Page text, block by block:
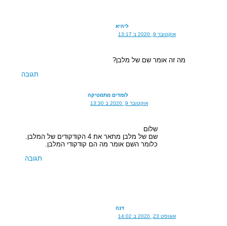
ליהיא
אוקטובר 9, 2020 ב 13:17
מה זה אומר שם של מלבן?
תגובה
לומדים מתמטיקה
אוקטובר 9, 2020 ב 13:30
שלום
שם של מלבן מתאר את 4 הקודקודים של המלבן.
כלומר השם אומר מה הם קודקודי המלבן.
תגובה
דנה
אוגוסט 23, 2020 ב 14:02